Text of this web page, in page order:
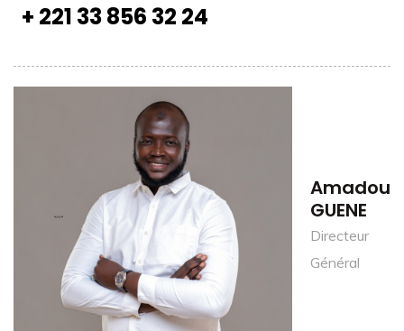
+ 221 33 856 32 24
Amadou
GUENE
Directeur
Général